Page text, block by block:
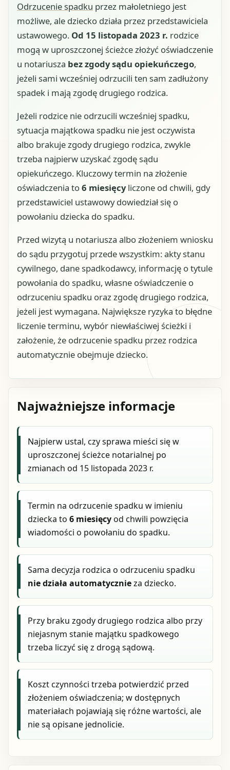
Odrzucenie spadku przez małoletniego jest
możliwe, ale dziecko działa przez przedstawiciela
ustawowego. Od 15 listopada 2023 r. rodzice
mogą w uproszczonej ścieżce złożyć oświadczenie
u notariusza bez zgody sądu opiekuńczego,
jeżeli sami wcześniej odrzucili ten sam zadłużony
spadek i mają zgodę drugiego rodzica.
Jeżeli rodzice nie odrzucili wcześniej spadku,
sytuacja majątkowa spadku nie jest oczywista
albo brakuje zgody drugiego rodzica, zwykle
trzeba najpierw uzyskać zgodę sądu
opiekuńczego. Kluczowy termin na złożenie
oświadczenia to6 miesięcyliczone od chwili, gdy
przedstawiciel ustawowy dowiedział się o
powołaniu dziecka do spadku.
Przed wizytą u notariusza albo złożeniem wniosku
do sądu przygotuj przede wszystkim: akty stanu
cywilnego, dane spadkodawcy, informację o tytule
powołania do spadku, własne oświadczenie o
odrzuceniu spadku oraz zgodę drugiego rodzica,
jeżeli jest wymagana. Największe ryzyka to błędne
liczenie terminu, wybór niewłaściwej ścieżki i
założenie, że odrzucenie spadku przez rodzica
automatycznie obejmuje dziecko.
Najważniejsze informacje
Najpierw ustal, czy sprawa mieści się w
uproszczonej ścieżce notarialnej po
zmianach od 15 listopada 2023 r.
Termin na odrzucenie spadku w imieniu
dziecka to6 miesięcyod chwili powzięcia
wiadomości o powołaniu do spadku.
Sama decyzja rodzica o odrzuceniu spadku
nie działa automatycznieza dziecko.
Przy braku zgody drugiego rodzica albo przy
niejasnym stanie majątku spadkowego
trzeba liczyć się z drogą sądową.
Koszt czynności trzeba potwierdzić przed
złożeniem oświadczenia; w dostępnych
materiałach pojawiają się różne wartości, ale
nie są opisane jednolicie.